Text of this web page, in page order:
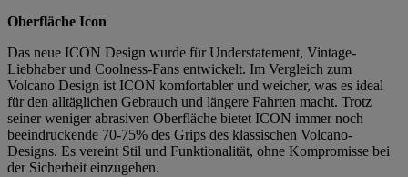
Oberfläche Icon
Das neue ICON Design wurde für Understatement, Vintage-
Liebhaber und Coolness-Fans entwickelt. Im Vergleich zum
Volcano Design ist ICON komfortabler und weicher, was es ideal
für den alltäglichen Gebrauch und längere Fahrten macht. Trotz
seiner weniger abrasiven Oberfläche bietet ICON immer noch
beeindruckende 70-75% des Grips des klassischen Volcano-
Designs. Es vereint Stil und Funktionalität, ohne Kompromisse bei
der Sicherheit einzugehen.